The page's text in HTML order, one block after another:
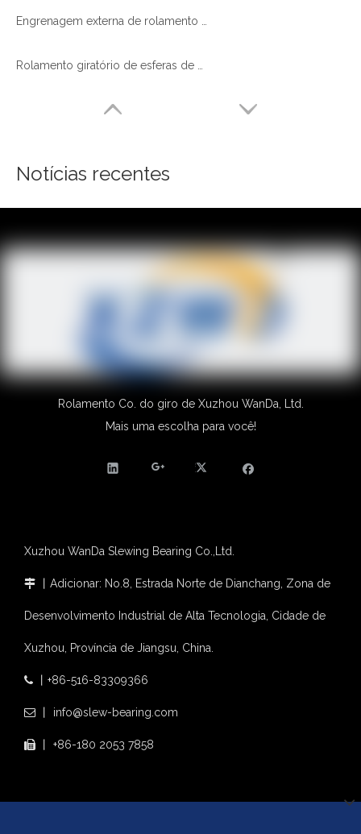
Notícias recentes
Rolamento Co. do giro de Xuzhou WanDa, Ltd.
Mais uma escolha para você!
Xuzhou WanDa Slewing Bearing Co.,Ltd.
 丨Adicionar: No.8, Estrada Norte de Dianchang, Zona de
Desenvolvimento Industrial de Alta Tecnologia, Cidade de
Xuzhou, Província de Jiangsu, China.
 丨+86-516-83309366
 丨 info@slew-bearing.com
 丨 +86-180 2053 7858